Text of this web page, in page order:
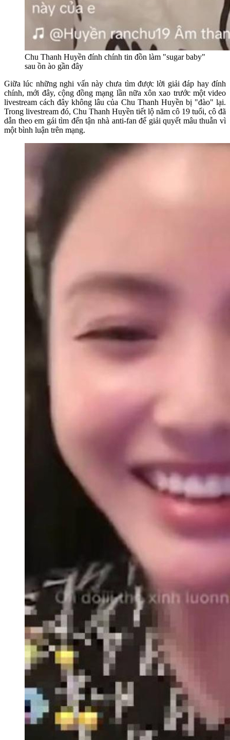
Chu Thanh Huyền đính chính tin đồn làm "sugar baby"
sau ồn ào gần đây
Giữa lúc những nghi vấn này chưa tìm được lời giải đáp hay đính
chính, mới đây, cộng đồng mạng lần nữa xôn xao trước một video
livestream cách đây không lâu của Chu Thanh Huyền bị "đào" lại.
Trong livestream đó, Chu Thanh Huyền tiết lộ năm cô 19 tuổi, cô đã
dẫn theo em gái tìm đến tận nhà anti-fan để giải quyết mâu thuẫn vì
một bình luận trên mạng.